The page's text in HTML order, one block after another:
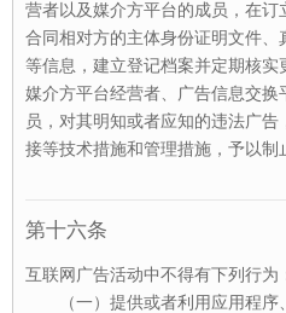
营者以及媒介方平台的成员，在
合同相对方的主体身份证明文件
等信息，建立登记档案并定期核实
媒介方平台经营者、广告信息交
员，对其明知或者应知的违法广
接等技术措施和管理措施，予以制
第十六条
互联网广告活动中不得有下列行为
（一）提供或者利用应用程序